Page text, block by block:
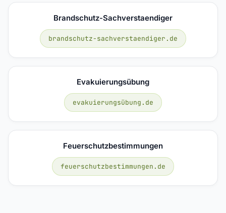
Brandschutz-Sachverstaendiger
brandschutz-sachverstaendiger.de
Evakuierungsübung
evakuierungsübung.de
Feuerschutzbestimmungen
feuerschutzbestimmungen.de